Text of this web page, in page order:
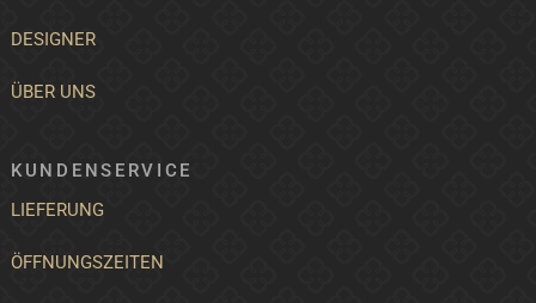
DESIGNER
ÜBER UNS
KUNDENSERVICE
LIEFERUNG
ÖFFNUNGSZEITEN